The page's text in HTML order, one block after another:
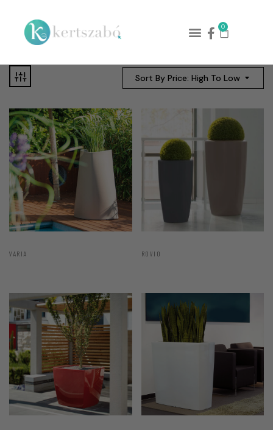
0
Sort By Price: High To Low
VARIA ROVIO